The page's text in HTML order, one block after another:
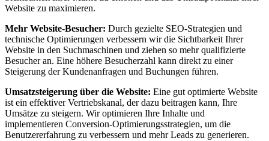
Website zu maximieren.
Mehr Website-Besucher: Durch gezielte SEO-Strategien und
technische Optimierungen verbessern wir die Sichtbarkeit Ihrer
Website in den Suchmaschinen und ziehen so mehr qualifizierte
Besucher an. Eine höhere Besucherzahl kann direkt zu einer
Steigerung der Kundenanfragen und Buchungen führen.
Umsatzsteigerung über die Website: Eine gut optimierte Website
ist ein effektiver Vertriebskanal, der dazu beitragen kann, Ihre
Umsätze zu steigern. Wir optimieren Ihre Inhalte und
implementieren Conversion-Optimierungsstrategien, um die
Benutzererfahrung zu verbessern und mehr Leads zu generieren.